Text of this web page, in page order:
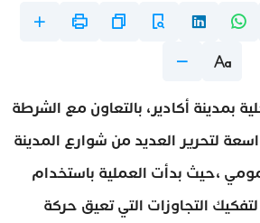
بمدينة أكادير، بالتعاون مع الشرطة
لتحرير العديد من شوارع المدينة
،حيث بدأت العملية باستخدام
التجاوزات التي تعيق حركة